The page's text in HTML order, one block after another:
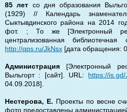
85 лет со дня образования
(1929) // Календарь
Сыктывдинского района на 2014
фот. ; То же [Электронный
централизованная
http://qps.ru/JkNsx [дата обращения:
Администрация [Электронный
Выльгорт : [сайт]. URL: https://is.gd/
04.09.2018].
Нестерова, Е. Проекты по весне
фото предоставлены